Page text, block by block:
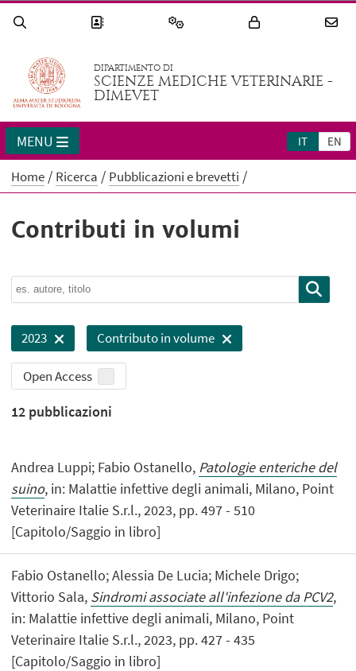
DIPARTIMENTO DI
SCIENZE MEDICHE VETERINARIE -
DIMEVET
IT EN
MENU
Home Ricerca Pubblicazioni e brevetti
Contributi in volumi
2023 Contributo in volume
Open Access
12 pubblicazioni
Andrea Luppi; Fabio Ostanello, Patologie enteriche del
suino, in: Malattie infettive degli animali, Milano, Point
Veterinaire Italie S.r.l., 2023, pp. 497 - 510
[Capitolo/Saggio in libro]
Fabio Ostanello; Alessia De Lucia; Michele Drigo;
Vittorio Sala, Sindromi associate all'infezione da PCV2,
in: Malattie infettive degli animali, Milano, Point
Veterinaire Italie S.r.l., 2023, pp. 427 - 435
[Capitolo/Saggio in libro]